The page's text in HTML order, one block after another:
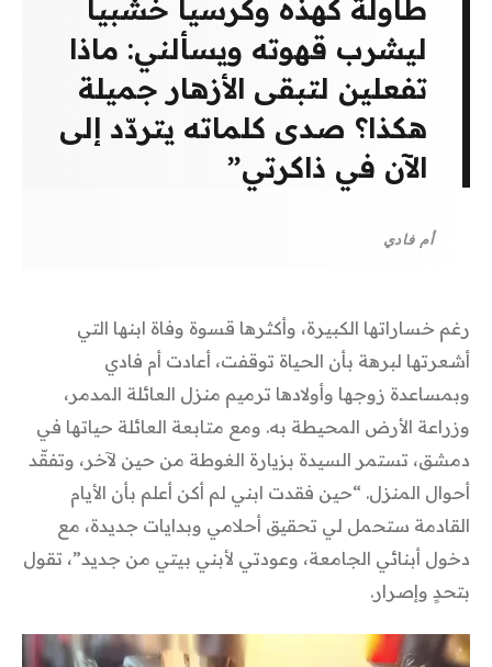
طاولة كهذه وكرسياً خشبياً
ليشرب قهوته ويسألني: ماذا
تفعلين لتبقى الأزهار جميلة
هكذا؟ صدى كلماته يتردّد إلى
الآن في ذاكرتي”
أم فادي
رغم خساراتها الكبيرة، وأكثرها قسوة وفاة ابنها التي
أشعرتها لبرهة بأن الحياة توقفت، أعادت أم فادي
وبمساعدة زوجها وأولادها ترميم منزل العائلة المدمر،
وزراعة الأرض المحيطة به. ومع متابعة العائلة حياتها في
دمشق، تستمر السيدة بزيارة الغوطة من حين لآخر، وتفقّد
أحوال المنزل. “حين فقدت ابني لم أكن أعلم بأن الأيام
القادمة ستحمل لي تحقيق أحلامي وبدايات جديدة، مع
دخول أبنائي الجامعة، وعودتي لأبني بيتي من جديد”، تقول
بتحدٍ وإصرار.